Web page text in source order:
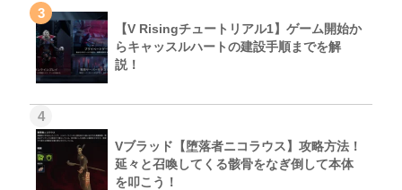
3
【V Risingチュートリアル1】ゲーム開始か
らキャッスルハートの建設手順までを解
説！
4
Vブラッド【堕落者ニコラウス】攻略方法！
延々と召喚してくる骸骨をなぎ倒して本体
を叩こう！